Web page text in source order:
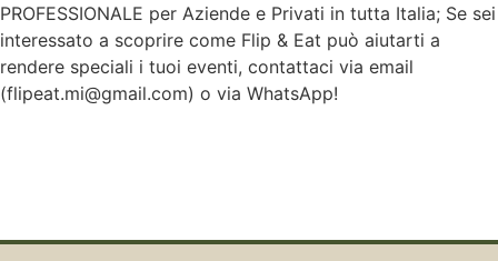
PROFESSIONALE per Aziende e Privati in tutta Italia; Se sei
interessato a scoprire come Flip & Eat può aiutarti a
rendere speciali i tuoi eventi, contattaci via email
(flipeat.mi@gmail.com) o via WhatsApp!